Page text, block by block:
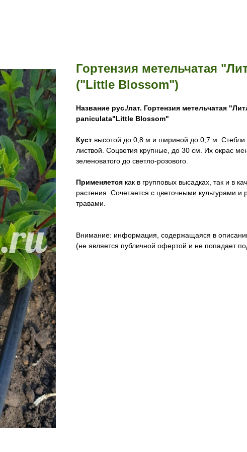
Гортензия метельчатая
("Little Blossom")
Название рус./лат. Гортензия метельчатая
paniculata"Little Blossom"
Куст высотой до 0,8 м и шириной до 0,7 м.
листвой. Соцветия крупные, до 30 см. Их окрас
зеленоватого до светло-розового.
Применяется как в групповых высадках, так и в
растения. Сочетается с цветочными культурами
травами.
Внимание: информация, содержащаяся в
(не является публичной офертой и не попадает